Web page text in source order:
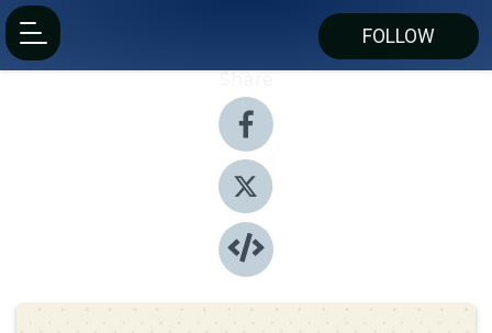
FOLLOW